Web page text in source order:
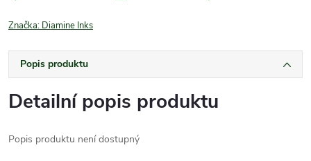
Značka: Diamine Inks
Popis produktu
Detailní popis produktu
Popis produktu není dostupný